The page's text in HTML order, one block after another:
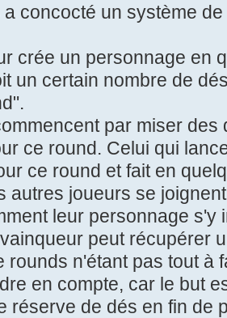
concocté un système
crée un personnage en
un certain nombre de
par miser des
ce round. Celui qui
ce round et fait en
autres joueurs se
leur personnage s'y
peut récupérer
rounds n'étant pas tout à
en compte, car le but
réserve de dés en fin de